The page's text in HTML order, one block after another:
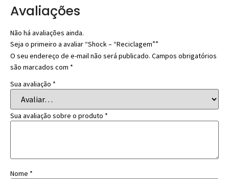
Avaliações
Não há avaliações ainda.
Seja o primeiro a avaliar “Shock – “Reciclagem””
O seu endereço de e-mail não será publicado. Campos obrigatórios
são marcados com *
Sua avaliação *
Sua avaliação sobre o produto *
Nome *